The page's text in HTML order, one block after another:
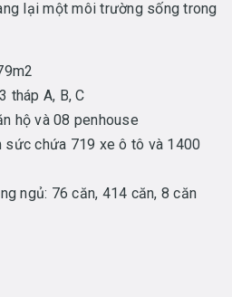
lại một môi trường sống trong
tháp A, B, C
hộ và 08 penhouse
sức chứa 719 xe ô tô và 1400
ngủ: 76 căn, 414 căn, 8 căn